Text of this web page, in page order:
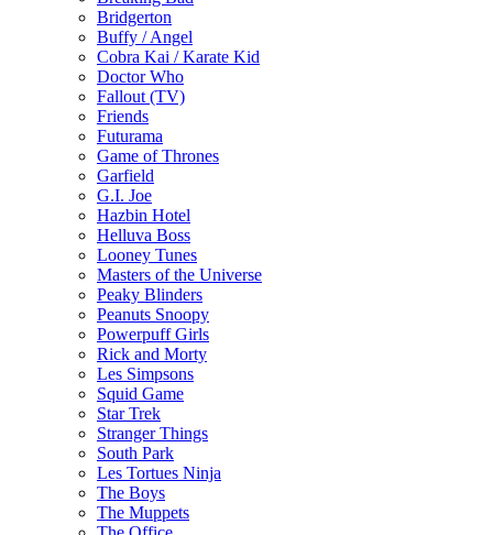
Bridgerton
Buffy / Angel
Cobra Kai / Karate Kid
Doctor Who
Fallout (TV)
Friends
Futurama
Game of Thrones
Garfield
G.I. Joe
Hazbin Hotel
Helluva Boss
Looney Tunes
Masters of the Universe
Peaky Blinders
Peanuts Snoopy
Powerpuff Girls
Rick and Morty
Les Simpsons
Squid Game
Star Trek
Stranger Things
South Park
Les Tortues Ninja
The Boys
The Muppets